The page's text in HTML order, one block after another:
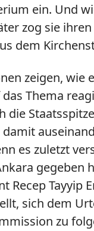
ein. Und
zog sie
dem
zeigen, wie
Thema
die Staatsspitze
es zuletzt
gegeben
Recep Tayyip
sich dem
zu